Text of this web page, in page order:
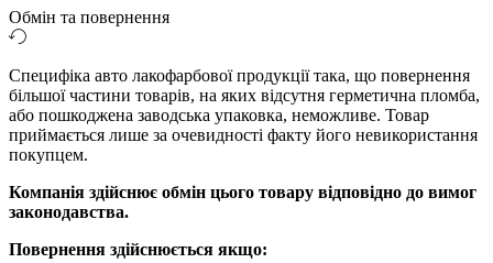
Обмін та повернення
Специфіка авто лакофарбової продукції така, що повернення
більшої частини товарів, на яких відсутня герметична пломба,
або пошкоджена заводська упаковка, неможливе. Товар
приймається лише за очевидності факту його невикористання
покупцем.
Компанія здійснює обмін цього товару відповідно до вимог
законодавства.
Повернення здійснюється якщо: